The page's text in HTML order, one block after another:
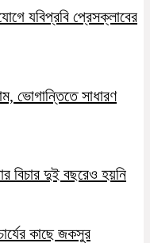
যবিপ্রবি প্রেসক্লাবের
ভোগান্তিতে সাধারণ
বিচার দুই বছরেও হয়নি
কাছে জকসুর